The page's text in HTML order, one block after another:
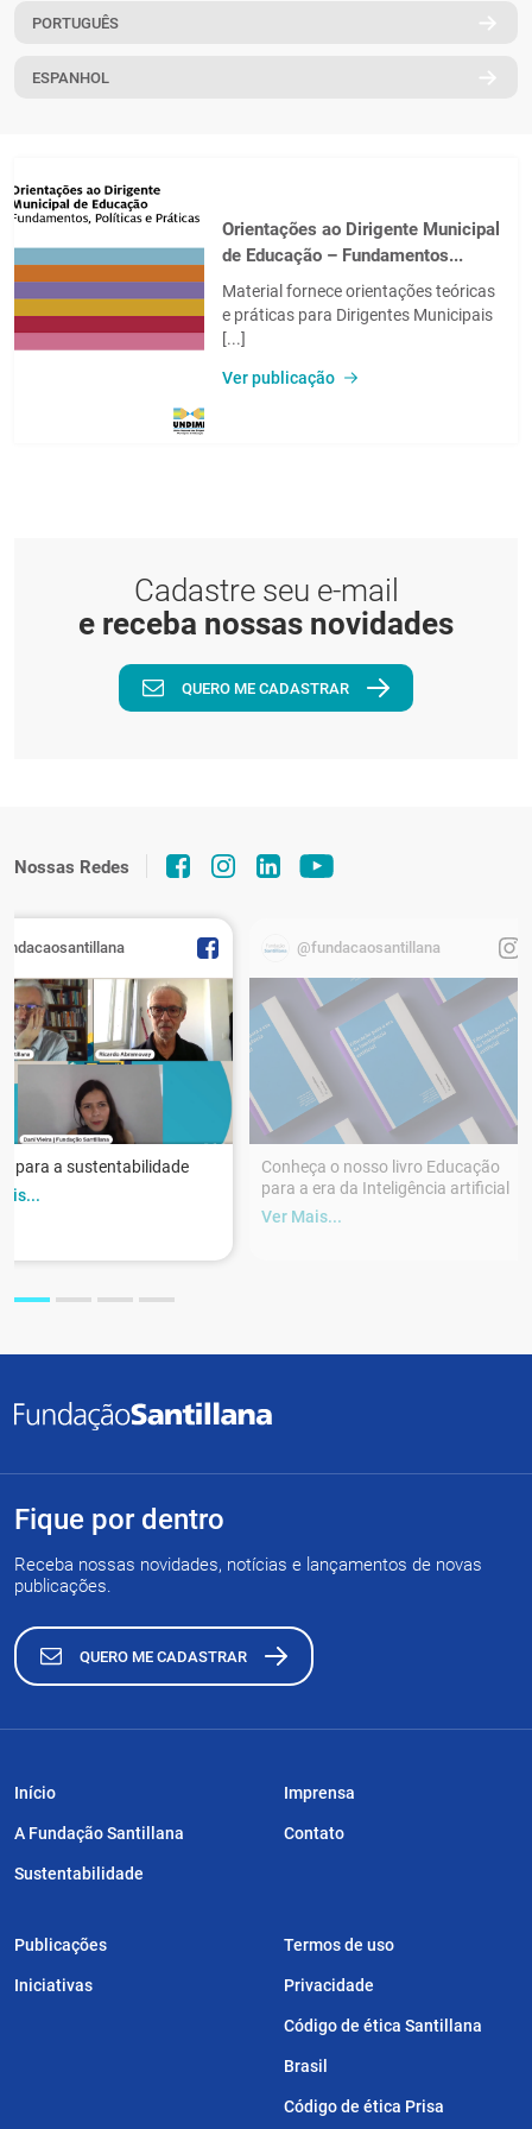
PT
PORTUGUÊS
ESPANHOL
Orientações ao Dirigente Municipal
de Educação – Fundamentos...
Material fornece orientações teóricas
e práticas para Dirigentes Municipais
[...]
Ver publicação
Cadastre seu e-mail
e receba nossas novidades
QUERO ME CADASTRAR
Nossas Redes
para a sustentabilidade
@fundacaosantillana
Conheça o nosso livro Educação
para a era da Inteligência artificial
Ver Mais...
Fique por dentro
Receba nossas novidades, notícias e lançamentos de novas
publicações.
QUERO ME CADASTRAR
Início
A Fundação Santillana
Sustentabilidade
Publicações
Iniciativas
Imprensa
Contato
Termos de uso
Privacidade
Código de ética Santillana
Brasil
Código de ética Prisa